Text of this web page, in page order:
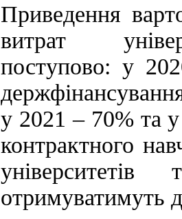
Приведення
витрат
поступово: у
у 2021 – 70% та
контрактного
отримуватимуть